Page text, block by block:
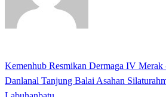
Navigasi
pos
Previous
Post
Kemenhub Resmikan Dermaga IV Merak
Next
Danlanal Tanjung Balai Asahan